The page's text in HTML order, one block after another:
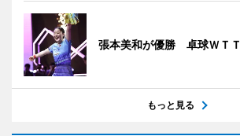
張本美和が優勝 卓球ＷＴＴ
もっと見る